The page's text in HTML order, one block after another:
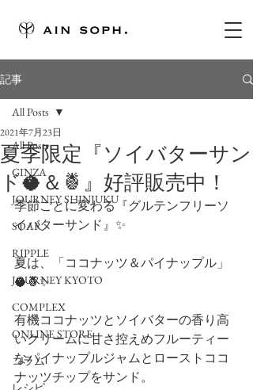
記事
All Posts
GINZA
JOURNEY SHINJUKU
SOAR
RIPPLE
JOURNEY KYOTO
COMPLEX
ONLINE STORE
コラム
All Posts
夏季限定『ソイバターサン
ド🥥＆🍍』好評販売中！
2021年7月23日
季節ごとに変わる『グルテンフリーソ
イバターサンド』✨
夏は、「ココナッツ＆パイナップル」
🥥🍍✨
有機ココナッツとソイバターの香り高
いクリームに甘さ控えめフルーティー
なパイナップルジャムとローストココ
ナッツチップをサンド。